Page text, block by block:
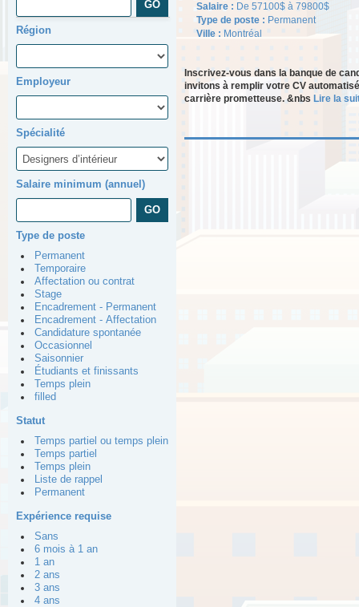
Région
Employeur
Spécialité
Salaire minimum (annuel)
Type de poste
Permanent
Temporaire
Affectation ou contrat
Stage
Encadrement - Permanent
Encadrement - Affectation
Candidature spontanée
Occasionnel
Saisonnier
Étudiants et finissants
Temps plein
filled
Statut
Temps partiel ou temps plein
Temps partiel
Temps plein
Liste de rappel
Permanent
Expérience requise
Sans
6 mois à 1 an
1 an
2 ans
3 ans
4 ans
Salaire : De 57100$ à 79800$
Type de poste : Permanent
Ville : Montréal
Inscrivez-vous dans la banque de
invitons à remplir votre CV
carrière prometteuse. &nbs Lire la